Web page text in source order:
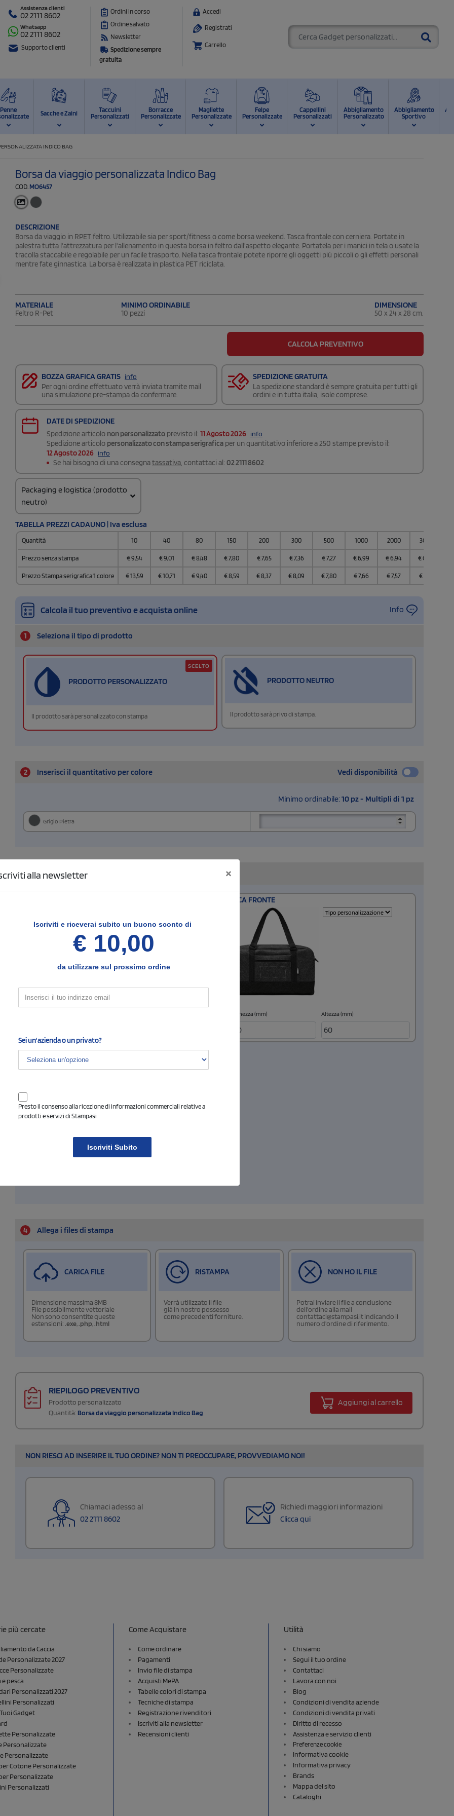
Assistenza clienti
02 2111 8602
Whatsapp
02 2111 8602
Supporto clienti
Ordini in corso
Ordine salvato
Newsletter
Spedizione sempre
gratuita
Accedi
Registrati
Carrello
Penne
Sacche e Zaini
Taccuini
Personalizzati
Borracce
Personalizzate
Magliette
Personalizzate
Felpe
Personalizzate
Cappellini
Personalizzati
Abbigliamento
Personalizzato
Abbigliamento
Sportivo
INDICO BAG
Borsa da viaggio personalizzata Indico Bag
COD. MO6457
DESCRIZIONE
Borsa da viaggio in RPET feltro. Utilizzabile sia per sport/fitness o come borsa weekend. Tasca frontale con cerniera. Portate in
palestra tutta l'attrezzatura per l'allenamento in questa borsa in feltro dall'aspetto elegante. Portatela per i manici in tela o usate la
tracolla staccabile e regolabile per un facile trasporto. Nella tasca frontale potete riporre gli oggetti più piccoli o gli effetti personali
mentre fate ginnastica. La borsa è realizzata in plastica PET riciclata.
MATERIALE
Feltro R-Pet
MINIMO ORDINABILE
10 pezzi
DIMENSIONE
50 x 24 x 28 cm.
CALCOLA PREVENTIVO
BOZZA GRAFICA GRATIS info
Per ogni ordine effettuato verrà inviata tramite mail
una simulazione pre-stampa da confermare.
SPEDIZIONE GRATUITA
La spedizione standard è sempre gratuita per tutti gli
ordini e in tutta italia, isole comprese.
DATE DI SPEDIZIONE
Spedizione articolo non personalizzato previsto il: 11 Agosto 2026 info
Spedizione articolo personalizzato con stampa serigrafica per un quantitativo inferiore a 250 stampe previsto il:
12 Agosto 2026 info
Se hai bisogno di una consegnatassativa , contattaci al: 02 2111 8602
Packaging e logistica (prodotto
neutro)
Quantità per scatola
20
TABELLA PREZZI CADAUNO | Iva esclusa
Quantità 10 40 80 150 200 300 500 1000 2000 3000
Prezzo senza stampa €9,54 €9,01 €8,48 €7,80 €7,65 €7,36 €7,27 €6,99 €6,94 €6,89
Prezzo Stampa serigrafica 1 colore €13,59 €10,71 €9,40 €8,59 €8,37 €8,09 €7,80 €7,66 €7,57 €
Calcola il tuo preventivo e acquista online Info
1 Seleziona il tipo di prodotto
PRODOTTO PERSONALIZZATO
Il prodotto sarà personalizzato con stampa
SCELTO
PRODOTTO NEUTRO
Il prodotto sarà privo di stampa.
2 Inserisci il quantitativo per colore Vedi disponibilità
Minimo ordinabile: 10 pz - Multipli di 1 pz
Grigio Pietra
3 Configura le posizioni e il tipo di stampa
1 colore(vedi)
2 colori
3 colori
4 colori
TASCA FRONTE
Larghezza (mm) Altezza (mm)
PARTE SUPERIORE
Altezza (mm)
4 Allega i files di stampa
CARICA FILE
Dimensione massima 8MB
File possibilmente vettoriale
Non sono consentite queste
estensioni:.exe,.php,.html
RISTAMPA
Verrà utilizzato il file
già in nostro possesso
come precedenti forniture.
NON HO IL FILE
Potrai inviare il file a conclusione
dell'ordine alla mail
contattaci@stampasi.it indicando il
numero d'ordine di riferimento.
RIEPILOGO PREVENTIVO
Prodotto personalizzato
Quantità: Borsa da viaggio personalizzata Indico Bag
Aggiungi al carrello
NON RIESCI AD INSERIRE IL TUO ORDINE? NON TI PREOCCUPARE, PROVVEDIAMO NOI!
Chiamaci adesso al
02 2111 8602
Richiedi maggiori informazioni
Clicca qui
più cercate
da Caccia
Personalizzate 2027
Personalizzate
e pesca
Personalizzati 2027
Personalizzati
Gadget
Personalizzate
Personalizzate
Personalizzate
Cotone Personalizzate
Personalizzate
Personalizzati
Come Acquistare
Come ordinare
Pagamenti
Invio file di stampa
Acquisti MePA
Tabelle colori di stampa
Tecniche di stampa
Registrazione rivenditori
Iscriviti alla newsletter
Recensioni clienti
Utilità
Chi siamo
Segui il tuo ordine
Contattaci
Lavora con noi
Blog
Condizioni di vendita aziende
Condizioni di vendita privati
Diritto di recesso
Assistenza e servizio clienti
Preferenze cookie
Informativa cookie
Informativa privacy
Brands
Mappa del sito
Cataloghi
alla newsletter ×
Iscriviti e riceverai subito un buono sconto di
€ 10,00
da utilizzare sul prossimo ordine
Sei un'azienda o un privato?
Presto il consenso alla ricezione di informazioni commerciali relative a
prodotti e servizi di Stampasi
Iscriviti Subito